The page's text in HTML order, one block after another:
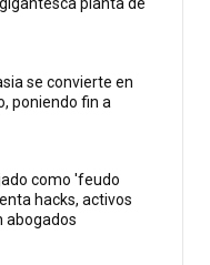
se convierte en
poniendo fin a
como 'feudo
hacks, activos
abogados